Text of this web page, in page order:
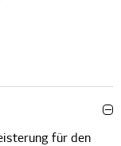
für den